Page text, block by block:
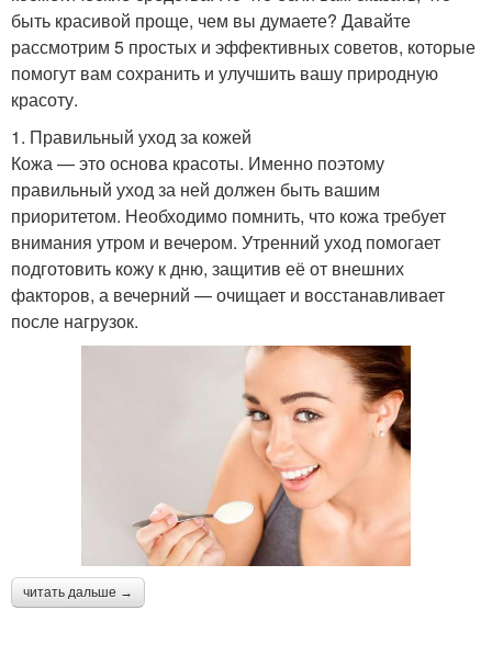
быть красивой проще, чем вы думаете? Давайте
рассмотрим 5 простых и эффективных советов, которые
помогут вам сохранить и улучшить вашу природную
красоту.
1. Правильный уход за кожей
Кожа — это основа красоты. Именно поэтому
правильный уход за ней должен быть вашим
приоритетом. Необходимо помнить, что кожа требует
внимания утром и вечером. Утренний уход помогает
подготовить кожу к дню, защитив её от внешних
факторов, а вечерний — очищает и восстанавливает
после нагрузок.
читать дальше →